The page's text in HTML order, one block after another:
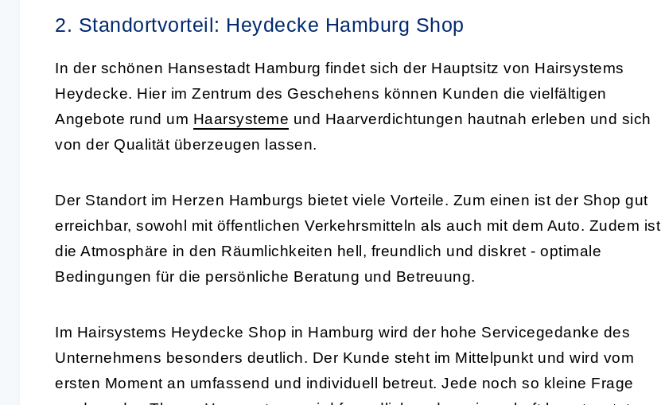
2. Standortvorteil: Heydecke Hamburg Shop
In der schönen Hansestadt Hamburg findet sich der Hauptsitz von Hairsystems
Heydecke. Hier im Zentrum des Geschehens können Kunden die vielfältigen
Angebote rund um Haarsysteme und Haarverdichtungen hautnah erleben und sich
von der Qualität überzeugen lassen.
Der Standort im Herzen Hamburgs bietet viele Vorteile. Zum einen ist der Shop gut
erreichbar, sowohl mit öffentlichen Verkehrsmitteln als auch mit dem Auto. Zudem ist
die Atmosphäre in den Räumlichkeiten hell, freundlich und diskret - optimale
Bedingungen für die persönliche Beratung und Betreuung.
Im Hairsystems Heydecke Shop in Hamburg wird der hohe Servicegedanke des
Unternehmens besonders deutlich. Der Kunde steht im Mittelpunkt und wird vom
ersten Moment an umfassend und individuell betreut. Jede noch so kleine Frage